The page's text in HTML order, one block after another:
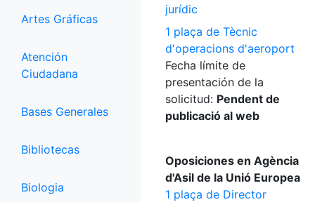
Artes Gráficas
Atención
Ciudadana
Bases Generales
Bibliotecas
Biologia
jurídic
1 plaça de Tècnic
d'operacions d'aeroport
Fecha límite de
presentación de la
solicitud: Pendent de
publicació al web
Oposiciones en Agència
d'Asil de la Unió Europea
1 plaça de Director